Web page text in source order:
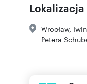
Lokalizacja
Wrocław,
Petera